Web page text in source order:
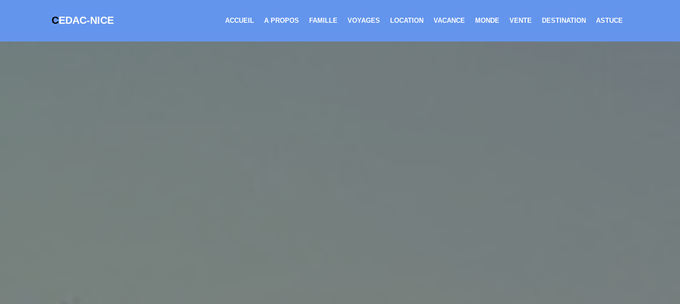
CEDAC-NICE ACCUEIL A PROPOS FAMILLE VOYAGES LOCATION VACANCE MONDE VENTE DESTINATION ASTUCE